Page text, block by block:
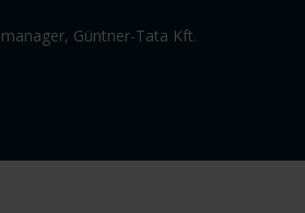
Güntner-Tata Kft.